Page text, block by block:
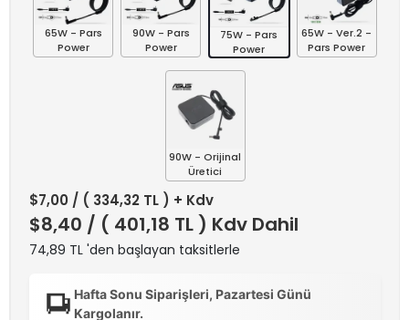
65W - Pars
Power
90W - Pars
Power
75W - Pars
Power
65W - Ver.2 -
Pars Power
90W - Orijinal
Üretici
$7,00 / ( 334,32 TL ) + Kdv
$8,40 / ( 401,18 TL ) Kdv Dahil
74,89 TL 'den başlayan taksitlerle
Hafta Sonu Siparişleri, Pazartesi Günü
Kargolanır.